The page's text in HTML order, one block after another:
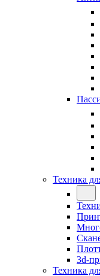
Техника
3d-
Техника